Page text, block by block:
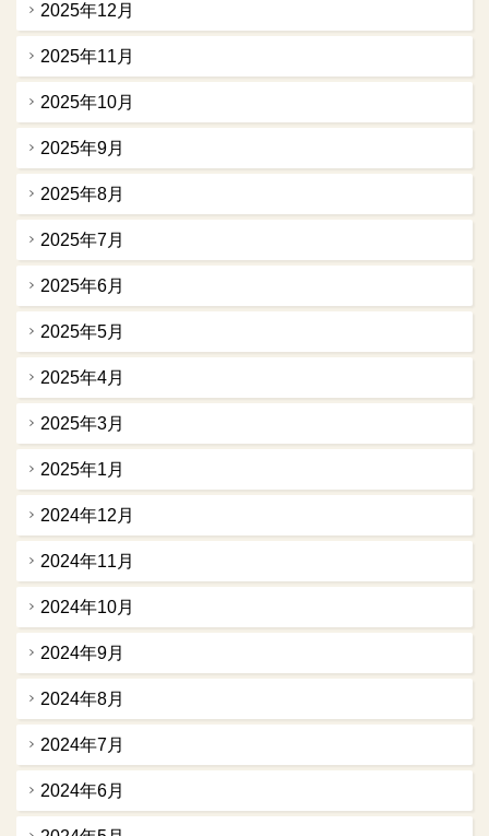
2025年12月
2025年11月
2025年10月
2025年9月
2025年8月
2025年7月
2025年6月
2025年5月
2025年4月
2025年3月
2025年1月
2024年12月
2024年11月
2024年10月
2024年9月
2024年8月
2024年7月
2024年6月